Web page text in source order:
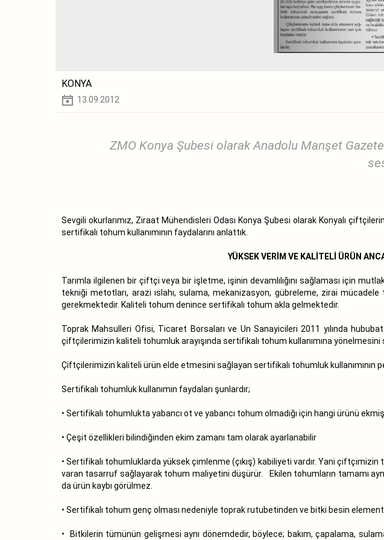
KONYA
13.09.2012
ZMO Konya Şubesi olarak Anadolu Manşet
Sevgili okurlarımız, Ziraat Mühendisleri Odası Konya Şubesi olarak Konyalı
sertifikalı tohum kullanımının faydalarını anlattık.
YÜKSEK VERİM VE KALİTELİ ÜRÜN
Tarımla ilgilenen bir çiftçi veya bir işletme, işinin devamlılığını sağlaması için
tekniği metotları, arazi ıslahı, sulama, mekanizasyon, gübreleme, zirai
gerekmektedir. Kaliteli tohum denince sertifikalı tohum akla gelmektedir.
Toprak Mahsulleri Ofisi, Ticaret Borsaları ve Un Sanayicileri 2011 yılında
çiftçilerimizin kaliteli tohumluk arayışında sertifikalı tohum kullanımına yönelmesini
Çiftçilerimizin kaliteli ürün elde etmesini sağlayan sertifikalı tohumluk kullanımının
Sertifikalı tohumluk kullanımın faydaları şunlardır;
• Sertifikalı tohumlukta yabancı ot ve yabancı tohum olmadığı için hangi ürünü
• Çeşit özellikleri bilindiğinden ekim zamanı tam olarak ayarlanabilir
• Sertifikalı tohumluklarda yüksek çimlenme (çıkış) kabiliyeti vardır. Yani
varan tasarruf sağlayarak tohum maliyetini düşürür. Ekilen tohumların tamamı
da ürün kaybı görülmez.
• Sertifikalı tohum genç olması nedeniyle toprak rutubetinden ve bitki besin
• Bitkilerin tümünün gelişmesi aynı dönemdedir, böylece; bakım, çapalama,